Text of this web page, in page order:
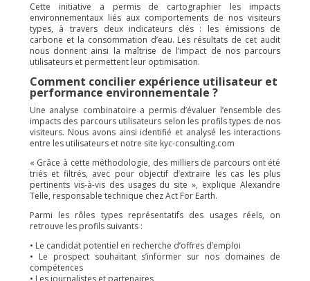
Cette initiative a permis de cartographier les impacts
environnementaux liés aux comportements de nos visiteurs
types, à travers deux indicateurs clés : les émissions de
carbone et la consommation d’eau. Les résultats de cet audit
nous donnent ainsi la maîtrise de l’impact de nos parcours
utilisateurs et permettent leur optimisation.
Comment concilier expérience utilisateur et
performance environnementale ?
Une analyse combinatoire a permis d’évaluer l’ensemble des
impacts des parcours utilisateurs selon les profils types de nos
visiteurs. Nous avons ainsi identifié et analysé les interactions
entre les utilisateurs et notre site kyc-consulting.com
« Grâce à cette méthodologie, des milliers de parcours ont été
triés et filtrés, avec pour objectif d’extraire les cas les plus
pertinents vis-à-vis des usages du site », explique Alexandre
Telle, responsable technique chez Act For Earth.
Parmi les rôles types représentatifs des usages réels, on
retrouve les profils suivants :
• Le candidat potentiel en recherche d’offres d’emploi
• Le prospect souhaitant s’informer sur nos domaines de
compétences
• Les journalistes et partenaires